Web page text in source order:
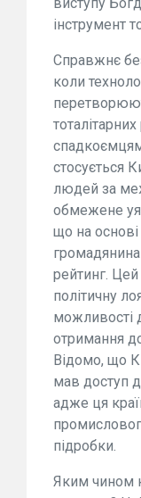
інструмент
Справжнє
коли
стосується
людей за
обмежене
що на
рейтинг.
політичну
можливості
отримання
Відомо, що
мав доступ
адже ця
підробки.
Яким чином